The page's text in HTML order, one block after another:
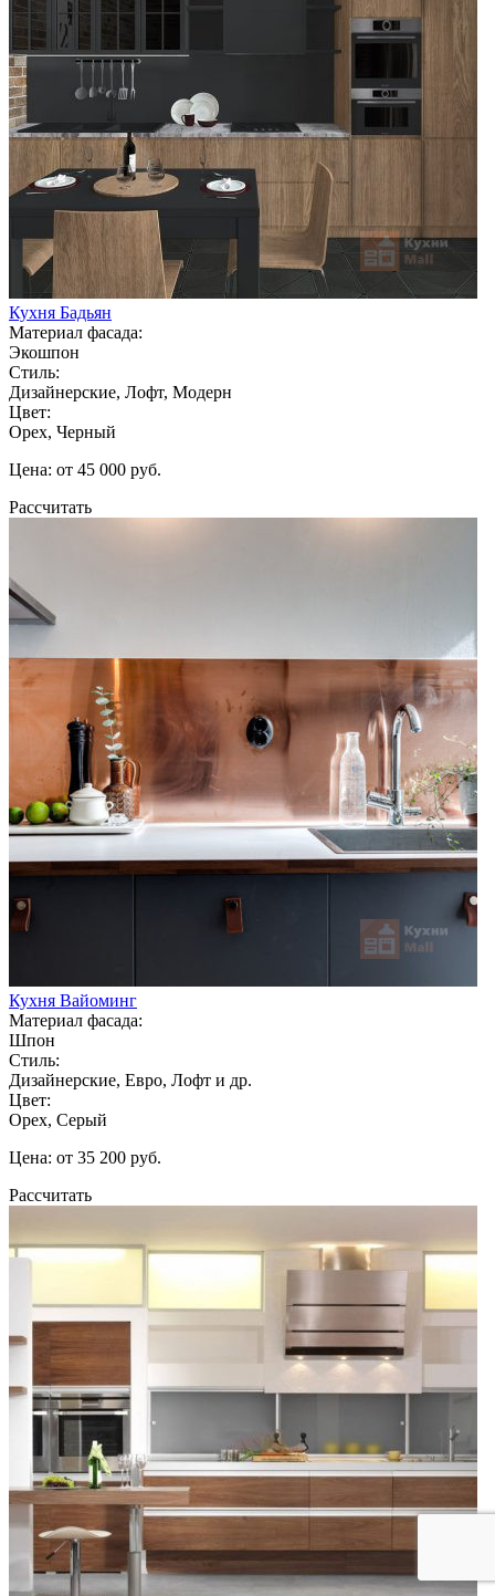
Кухня Бадьян
Материал фасада:
Экошпон
Стиль:
Дизайнерские, Лофт, Модерн
Цвет:
Орех, Черный
Цена: от 45 000 руб.
Рассчитать
Кухня Вайоминг
Материал фасада:
Шпон
Стиль:
Дизайнерские, Евро, Лофт и др.
Цвет:
Орех, Серый
Цена: от 35 200 руб.
Рассчитать